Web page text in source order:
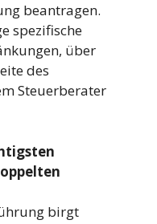
beantragen.
spezifische
über
des
Steuerberater
birgt